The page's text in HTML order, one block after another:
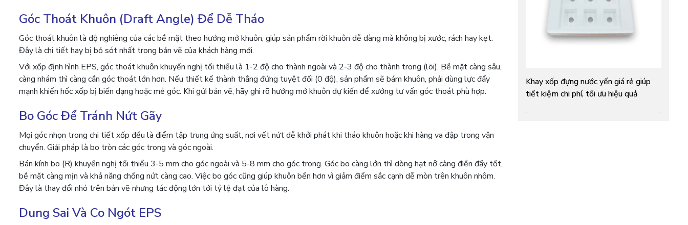
Góc Thoát Khuôn (Draft Angle) Để Dễ Tháo
Góc thoát khuôn là độ nghiêng của các bề mặt theo hướng mở khuôn, giúp sản phẩm rời khuôn dễ dàng mà không bị xước, rách hay kẹt.
Đây là chi tiết hay bị bỏ sót nhất trong bản vẽ của khách hàng mới.
Với xốp định hình EPS, góc thoát khuôn khuyến nghị tối thiểu là 1-2 độ cho thành ngoài và 2-3 độ cho thành trong (lõi). Bề mặt càng sâu,
càng nhám thì càng cần góc thoát lớn hơn. Nếu thiết kế thành thẳng đứng tuyệt đối (0 độ), sản phẩm sẽ bám khuôn, phải dùng lực đẩy
mạnh khiến hốc xốp bị biến dạng hoặc mẻ góc. Khi gửi bản vẽ, hãy ghi rõ hướng mở khuôn dự kiến để xưởng tư vấn góc thoát phù hợp.
Bo Góc Để Tránh Nứt Gãy
Mọi góc nhọn trong chi tiết xốp đều là điểm tập trung ứng suất, nơi vết nứt dễ khởi phát khi tháo khuôn hoặc khi hàng va đập trong vận
chuyển. Giải pháp là bo tròn các góc trong và góc ngoài.
Bán kính bo (R) khuyến nghị tối thiểu 3-5 mm cho góc ngoài và 5-8 mm cho góc trong. Góc bo càng lớn thì dòng hạt nở càng điền đầy tốt,
bề mặt càng mịn và khả năng chống nứt càng cao. Việc bo góc cũng giúp khuôn bền hơn vì giảm điểm sắc cạnh dễ mòn trên khuôn nhôm.
Đây là thay đổi nhỏ trên bản vẽ nhưng tác động lớn tới tỷ lệ đạt của lô hàng.
Dung Sai Và Co Ngót EPS
Khay xốp đựng nước yến giá rẻ giúp
tiết kiệm chi phí, tối ưu hiệu quả